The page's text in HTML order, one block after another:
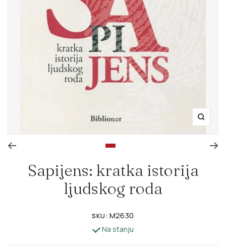
Zoom
Sapijens: kratka istorija
ljudskog roda
SKU: M2630
Na stanju